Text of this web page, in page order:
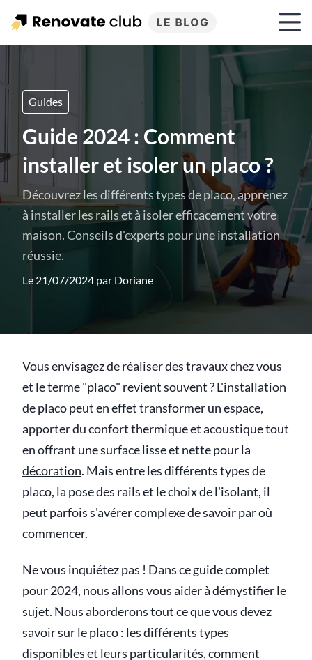
Guides
Guide 2024 : Comment
installer et isoler un placo ?
Découvrez les différents types de placo, apprenez
à installer les rails et à isoler efficacement votre
maison. Conseils d'experts pour une installation
réussie.
Le 21/07/2024 par Doriane
Vous envisagez de réaliser des travaux chez vous
et le terme "placo" revient souvent ? L'installation
de placo peut en effet transformer un espace,
apporter du confort thermique et acoustique tout
en offrant une surface lisse et nette pour la
décoration. Mais entre les différents types de
placo, la pose des rails et le choix de l'isolant, il
peut parfois s'avérer complexe de savoir par où
commencer.
Ne vous inquiétez pas ! Dans ce guide complet
pour 2024, nous allons vous aider à démystifier le
sujet. Nous aborderons tout ce que vous devez
savoir sur le placo : les différents types
disponibles et leurs particularités, comment